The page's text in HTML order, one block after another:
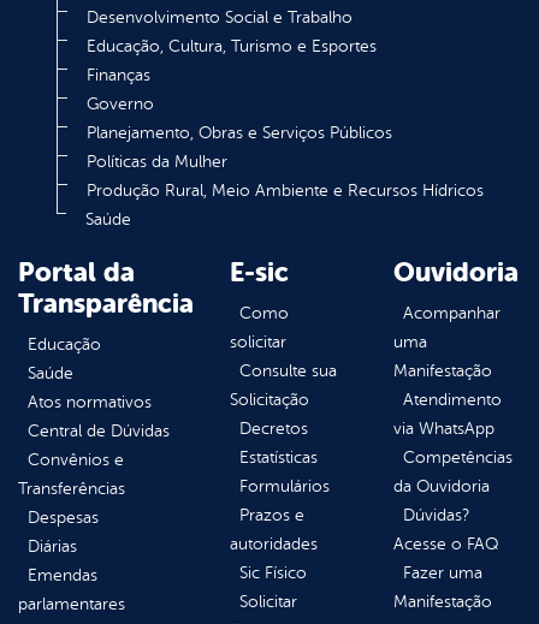
Desenvolvimento Social e Trabalho
Educação, Cultura, Turismo e Esportes
Finanças
Governo
Planejamento, Obras e Serviços Públicos
Políticas da Mulher
Produção Rural, Meio Ambiente e Recursos Hídricos
Saúde
Portal da
Transparência
Educação
Saúde
Atos normativos
Central de Dúvidas
Convênios e
Transferências
Despesas
Diárias
Emendas
parlamentares
E-sic
Como
solicitar
Consulte sua
Solicitação
Decretos
Estatísticas
Formulários
Prazos e
autoridades
Sic Físico
Solicitar
Ouvidoria
Acompanhar
uma
Manifestação
Atendimento
via WhatsApp
Competências
da Ouvidoria
Dúvidas?
Acesse o FAQ
Fazer uma
Manifestação